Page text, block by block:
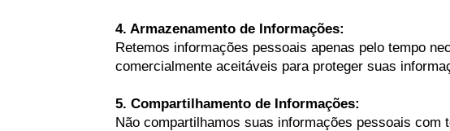
4. Armazenamento de Informações:
Retemos informações pessoais apenas pelo tempo
comercialmente aceitáveis para proteger suas
5. Compartilhamento de Informações:
Não compartilhamos suas informações pessoais com